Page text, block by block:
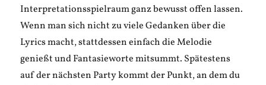
Interpretationsspielraum ganz bewusst offen lassen.
Wenn man sich nicht zu viele Gedanken über die
Lyrics macht, stattdessen einfach die Melodie
genießt und Fantasieworte mitsummt. Spätestens
auf der nächsten Party kommt der Punkt, an dem du